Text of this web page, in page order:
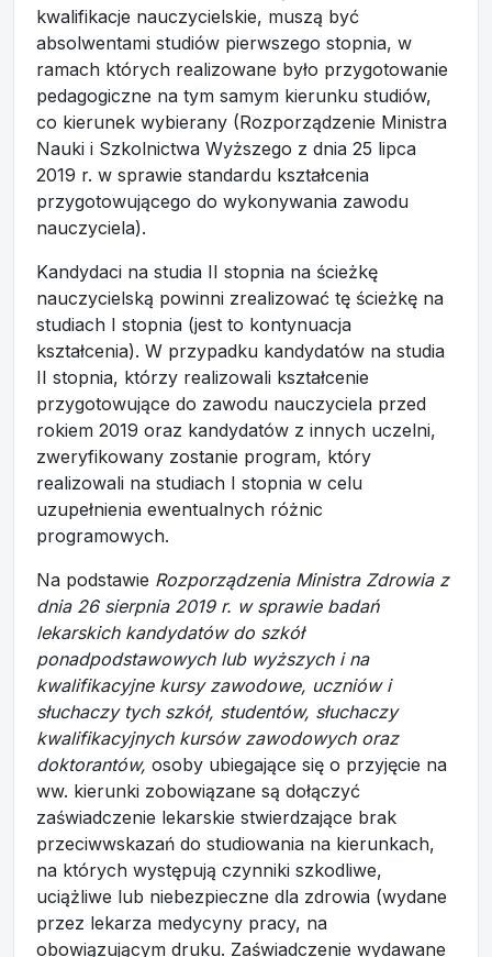
kwalifikacje nauczycielskie, muszą być
absolwentami studiów pierwszego stopnia, w
ramach których realizowane było przygotowanie
pedagogiczne na tym samym kierunku studiów,
co kierunek wybierany (Rozporządzenie Ministra
Nauki i Szkolnictwa Wyższego z dnia 25 lipca
2019 r. w sprawie standardu kształcenia
przygotowującego do wykonywania zawodu
nauczyciela).
Kandydaci na studia II stopnia na ścieżkę
nauczycielską powinni zrealizować tę ścieżkę na
studiach I stopnia (jest to kontynuacja
kształcenia). W przypadku kandydatów na studia
II stopnia, którzy realizowali kształcenie
przygotowujące do zawodu nauczyciela przed
rokiem 2019 oraz kandydatów z innych uczelni,
zweryfikowany zostanie program, który
realizowali na studiach I stopnia w celu
uzupełnienia ewentualnych różnic
programowych.
Na podstawie Rozporządzenia Ministra Zdrowia z
dnia 26 sierpnia 2019 r. w sprawie badań
lekarskich kandydatów do szkół
ponadpodstawowych lub wyższych i na
kwalifikacyjne kursy zawodowe, uczniów i
słuchaczy tych szkół, studentów, słuchaczy
kwalifikacyjnych kursów zawodowych oraz
doktorantów, osoby ubiegające się o przyjęcie na
ww. kierunki zobowiązane są dołączyć
zaświadczenie lekarskie stwierdzające brak
przeciwwskazań do studiowania na kierunkach,
na których występują czynniki szkodliwe,
uciążliwe lub niebezpieczne dla zdrowia (wydane
przez lekarza medycyny pracy, na
obowiązującym druku. Zaświadczenie wydawane